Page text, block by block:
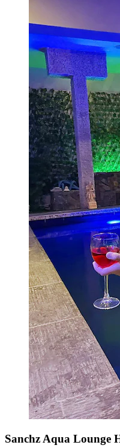
Sanchz Aqua Lounge